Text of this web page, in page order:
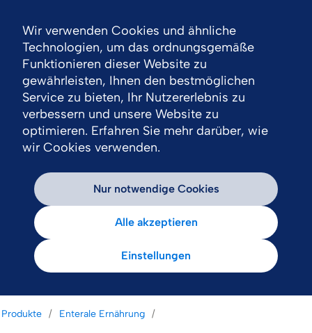
Produkte Enterale Ernährung
Wir verwenden Cookies und ähnliche
Technologien, um das ordnungsgemäße
Funktionieren dieser Website zu
gewährleisten, Ihnen den bestmöglichen
Service zu bieten, Ihr Nutzererlebnis zu
verbessern und unsere Website zu
optimieren. Erfahren Sie mehr darüber, wie
wir Cookies verwenden.
Nur notwendige Cookies
Alle akzeptieren
Einstellungen